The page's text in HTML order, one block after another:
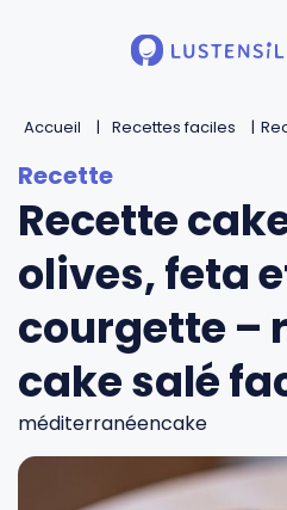
Retour
Cuillères
Spatules
Fouets
Pinces et piques
Retour
Couteaux de chef
Couteaux d’office
Couteaux Santoku
Couteaux bec d’oiseau
Couteaux dentés
Retour
Casseroles
Faitouts et cocottes
Poêles
Sauteuses
Retour
André Verdier
Mirontaine
Roger Orfèvre
Tournabois
Jean Dubost
Accueil Recettes faciles
Recette
olives, feta
courgette –
cake salé
méditerranéencake